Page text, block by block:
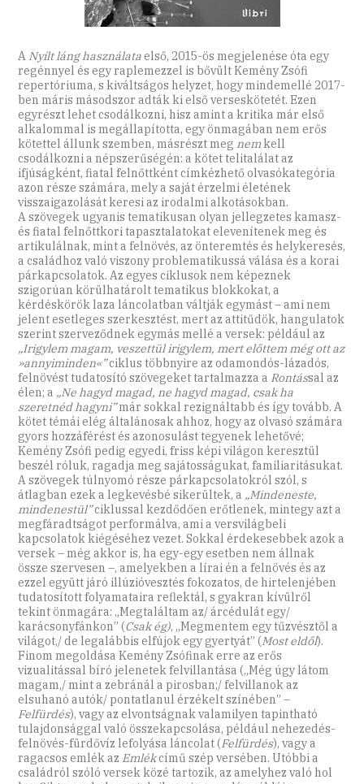
A Nyílt láng használata első, 2015-ös megjelenése óta egy
regénnyel és egy raplemezzel is bővült Kemény Zsófi
repertóriuma, s kiváltságos helyzet, hogy mindemellé 2017-
ben máris másodszor adták ki első verseskötetét. Ezen
egyrészt lehet csodálkozni, hisz amint a kritika már első
alkalommal is megállapította, egy önmagában nem erős
kötettel állunk szemben, másrészt meg nemkell
csodálkozni a népszerűségén: a kötet telitalálat az
ifjúságként, fiatal felnőttként címkézhető olvasókategória
azon része számára, mely a saját érzelmi életének
visszaigazolását keresi az irodalmi alkotásokban.
A szövegek ugyanis tematikusan olyan jellegzetes kamasz-
és fiatal felnőttkori tapasztalatokat elevenítenek meg és
artikulálnak, mint a felnövés, az önteremtés és helykeresés,
a családhoz való viszony problematikussá válása és a korai
párkapcsolatok. Az egyes ciklusok nem képeznek
szigorúan körülhatárolt tematikus blokkokat, a
kérdéskörök laza láncolatban váltják egymást – ami nem
jelent esetleges szerkesztést, mert az attitűdök, hangulatok
szerint szerveződnek egymás mellé a versek: például az
„Irigylem magam, veszettül irigylem, mert előttem még ott az
»annyiminden«”ciklus többnyire az odamondós-lázadós,
felnövést tudatosító szövegeket tartalmazza a Rontással az
élen; a „Ne hagyd magad, ne hagyd magad, csak ha
szeretnéd hagyni”már sokkal rezignáltabb és így tovább. A
kötet témái elég általánosak ahhoz, hogy az olvasó számára
gyors hozzáférést és azonosulást tegyenek lehetővé;
Kemény Zsófi pedig egyedi, friss képi világon keresztül
beszél róluk, ragadja meg sajátosságukat, familiaritásukat.
A szövegek túlnyomó része párkapcsolatokról szól, s
átlagban ezek a legkevésbé sikerültek, a „Mindeneste,
mindenestül”ciklussal kezdődően erőtlenek, mintegy azt a
megfáradtságot performálva, ami a versvilágbeli
kapcsolatok kiégéséhez vezet. Sokkal érdekesebbek azok a
versek – még akkor is, ha egy-egy esetben nem állnak
össze szervesen –, amelyekben a lírai én a felnövés és az
ezzel együtt járó illúzióvesztés fokozatos, de hirtelenjében
tudatosított folyamataira reflektál, s gyakran kívülről
tekint önmagára: „Megtaláltam az/ árcédulát egy/
karácsonyfánkon” (Csak ég), „Megmentem egy tűzvésztől a
világot,/ de legalábbis elfújok egy gyertyát” (Most eldől).
Finom megoldása Kemény Zsófinak erre az erős
vizualitással bíró jelenetek felvillantása („Még úgy látom
magam,/ mint a zebránál a pirosban;/ felvillanok az
elsuhanó autók/ pontatlanul érzékelt színében” –
Felfürdés), vagy az elvontságnak valamilyen tapintható
tulajdonsággal való összekapcsolása, például nehezedés-
felnövés-fürdővíz lefolyása láncolat (Felfürdés), vagy a
ragacsos emlék az Emlékcímű szép versében. Utóbbi a
családról szóló versek közé tartozik, az amelyhez való hol